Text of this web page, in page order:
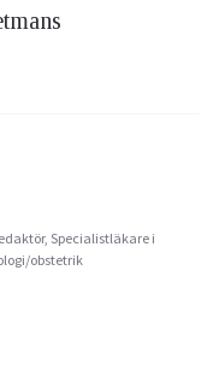
Specialistläkare i
obstetrik